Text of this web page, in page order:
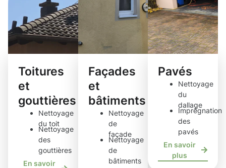
Toitures
et
gouttières
Nettoyage
du toit
Nettoyage
des
gouttières
En savoir
Façades
et
bâtiments
Nettoyage
de
façade
Nettoyage
de
bâtiments
Pavés
Nettoyage
du
dallage
Imprégnation
des
pavés
En savoir
plus